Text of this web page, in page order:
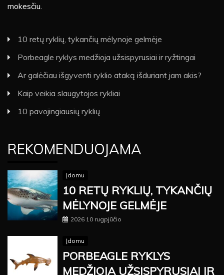
mokesčiu.
10 retų ryklių, tykančių mėlynoje gelmėje
Porbeagle ryklys medžioja užsispyrusiai ir ryžtingai
Ar galėčiau išgyventi ryklio ataką išduriant jam akis?
Kaip veikia slaugytojos rykliai
10 pavojingiausių ryklių
REKOMENDUOJAMA
Įdomu
10 RETŲ RYKLIŲ, TYKANČIŲ
MĖLYNOJE GELMĖJE
2026 10 rugpjūčio
Įdomu
PORBEAGLE RYKLYS
MEDŽIOJA UŽSISPYRUSIAI IR